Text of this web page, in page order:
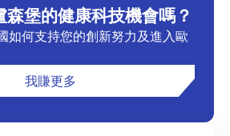
森堡的健康科技機會嗎？
如何支持您的創新努力及進入歐
我賺更多